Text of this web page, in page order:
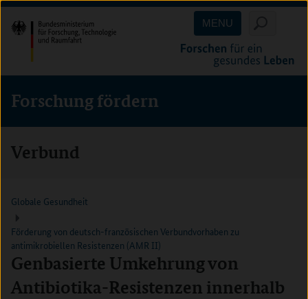
Direkt
zum
Inhalt
(Eingabetaste)
Direkt
zum
Hauptmenu
(Eingabetaste)
Direkt
zur
Suche
(Eingabetaste)
MENU
Forschung fördern
Verbund
Globale Gesundheit
Förderung von deutsch-französischen Verbundvorhaben zu
antimikrobiellen Resistenzen (AMR II)
Genbasierte Umkehrung von
Antibiotika-Resistenzen innerhalb